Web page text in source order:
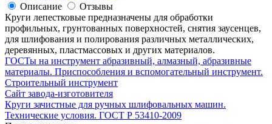
Описание
Отзывы
Круги лепестковые предназначены для обработки
профильных, грунтованных поверхностей, снятия заусенцев,
для шлифования и полирования различных металлических,
деревянных, пластмассовых и других материалов.
ГОСТы на инструмент абразивный, алмазный, абразивные
материалы. Приспособления и вспомогательный инструмент.
Строительный инструмент
Сайт завода-изготовителя
Круги зачистные для ручных шлифовальных машин.
Технические условия. ГОСТ Р 53410-2009